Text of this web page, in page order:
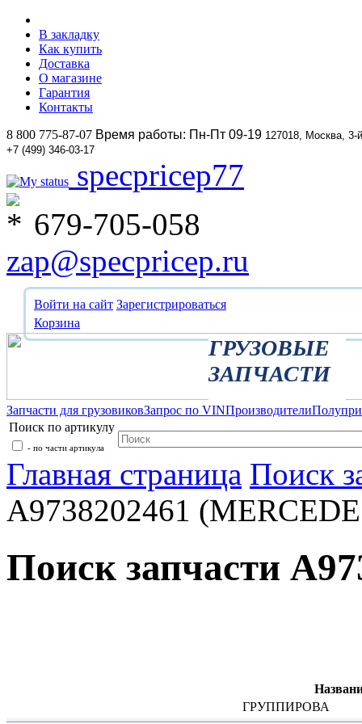
В закладку
Как купить
Доставка
О магазине
Гарантия
Контакты
8 800 775-87-07 Время работы: Пн-Пт 09-19 127018, Москва,
+7 (499) 346-03-17
specpricep77
679-705-058
zap@specpricep.ru
Войти на сайт Зарегистрироваться
Корзина
ГРУЗОВЫЕ
ЗАПЧАСТИ
Запчасти для грузовиковЗапрос по VINПроизводители
Поиск по артикулу
- по части артикула
Главная страница Поиск
A9738202461
Поиск запчасти
ГРУППИРОВА